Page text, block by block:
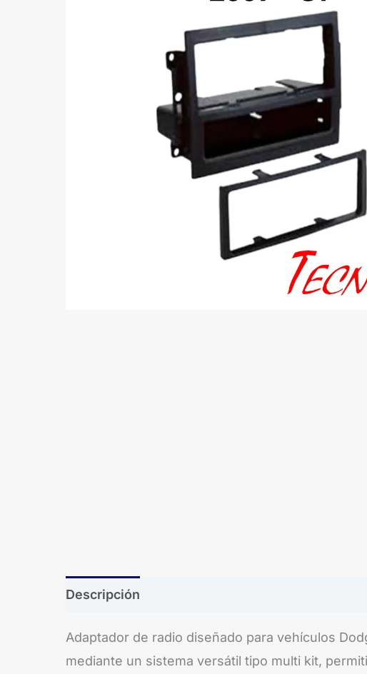
Descripción
Adaptador de radio diseñado para vehículos
mediante un sistema versátil tipo multi kit,